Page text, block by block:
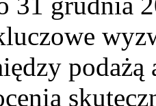
podażą